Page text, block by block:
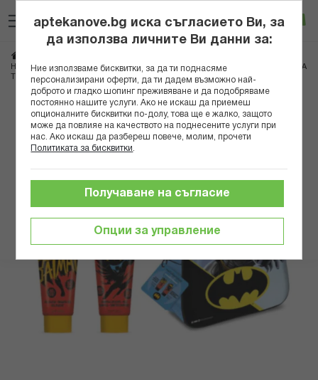
към
съдържанието
Вход
НАТУРАВЕРДЕ КОМПЛЕКТ БАТМАН ШАМПОАН ЗА КОСА 100МЛ+ДУШ-ГЕЛ ЗА
ТЯЛО 100МЛ+3Д РАНИЧКА
Преминете
края
галерията
изображенията
aptekanove.bg иска съгласието Ви, за
да използва личните Ви данни за:
Ние използваме бисквитки, за да ти поднасяме
персонализирани оферти, да ти дадем възможно най-
доброто и гладко шопинг преживяване и да подобряваме
постоянно нашите услуги. Ако не искаш да приемеш
опционалните бисквитки по-долу, това ще е жалко, защото
може да повлияе на качеството на поднесените услуги при
нас. Ако искаш да разбереш повече, молим, прочети
Политиката за бисквитки
Опции за управление
Получаване на съгласие